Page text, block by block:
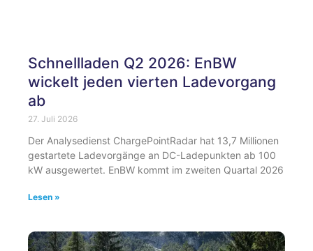
Schnellladen Q2 2026: EnBW
wickelt jeden vierten Ladevorgang
ab
27. Juli 2026
Der Analysedienst ChargePointRadar hat 13,7 Millionen
gestartete Ladevorgänge an DC-Ladepunkten ab 100
kW ausgewertet. EnBW kommt im zweiten Quartal 2026
Lesen »